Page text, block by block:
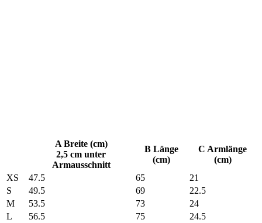
A Breite (cm)
2,5 cm unter
Armausschnitt
B Länge
(cm)
C Armlänge
(cm)
XS
47.5 65
21
S
49.5 69
22.5
M
53.5 73
24
L
56.5 75
24.5